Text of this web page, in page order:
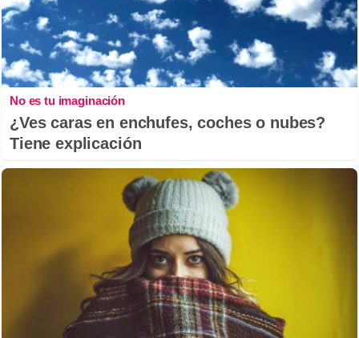
No es tu imaginación
¿Ves caras en enchufes, coches o nubes?
Tiene explicación